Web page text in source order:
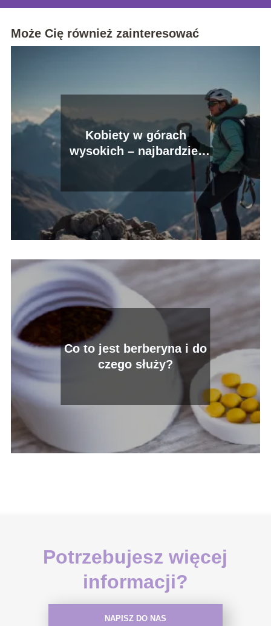
Może Cię również zainteresować
Kobiety w górach
wysokich – najbardziej
znane polskie himalaistki
Co to jest berberyna i do
czego służy?
Potrzebujesz więcej
informacji?
NAPISZ DO NAS